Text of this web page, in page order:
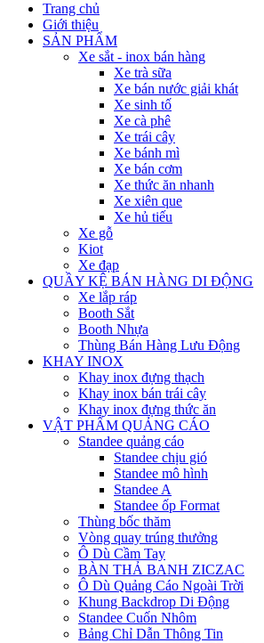
Trang chủ
Giới thiệu
SẢN PHẨM
Xe sắt - inox bán hàng
Xe trà sữa
Xe bán nước giải khát
Xe sinh tố
Xe cà phê
Xe trái cây
Xe bánh mì
Xe bán cơm
Xe thức ăn nhanh
Xe xiên que
Xe hủ tiếu
Xe gỗ
Kiot
Xe đạp
QUẦY KỆ BÁN HÀNG DI ĐỘNG
Xe lắp ráp
Booth Sắt
Booth Nhựa
Thùng Bán Hàng Lưu Động
KHAY INOX
Khay inox đựng thạch
Khay inox bán trái cây
Khay inox đựng thức ăn
VẬT PHẨM QUẢNG CÁO
Standee quảng cáo
Standee chịu gió
Standee mô hình
Standee A
Standee ốp Format
Thùng bốc thăm
Vòng quay trúng thưởng
Ô Dù Cầm Tay
BÀN THẢ BANH ZICZAC
Ô Dù Quảng Cáo Ngoài Trời
Khung Backdrop Di Động
Standee Cuốn Nhôm
Bảng Chỉ Dẫn Thông Tin